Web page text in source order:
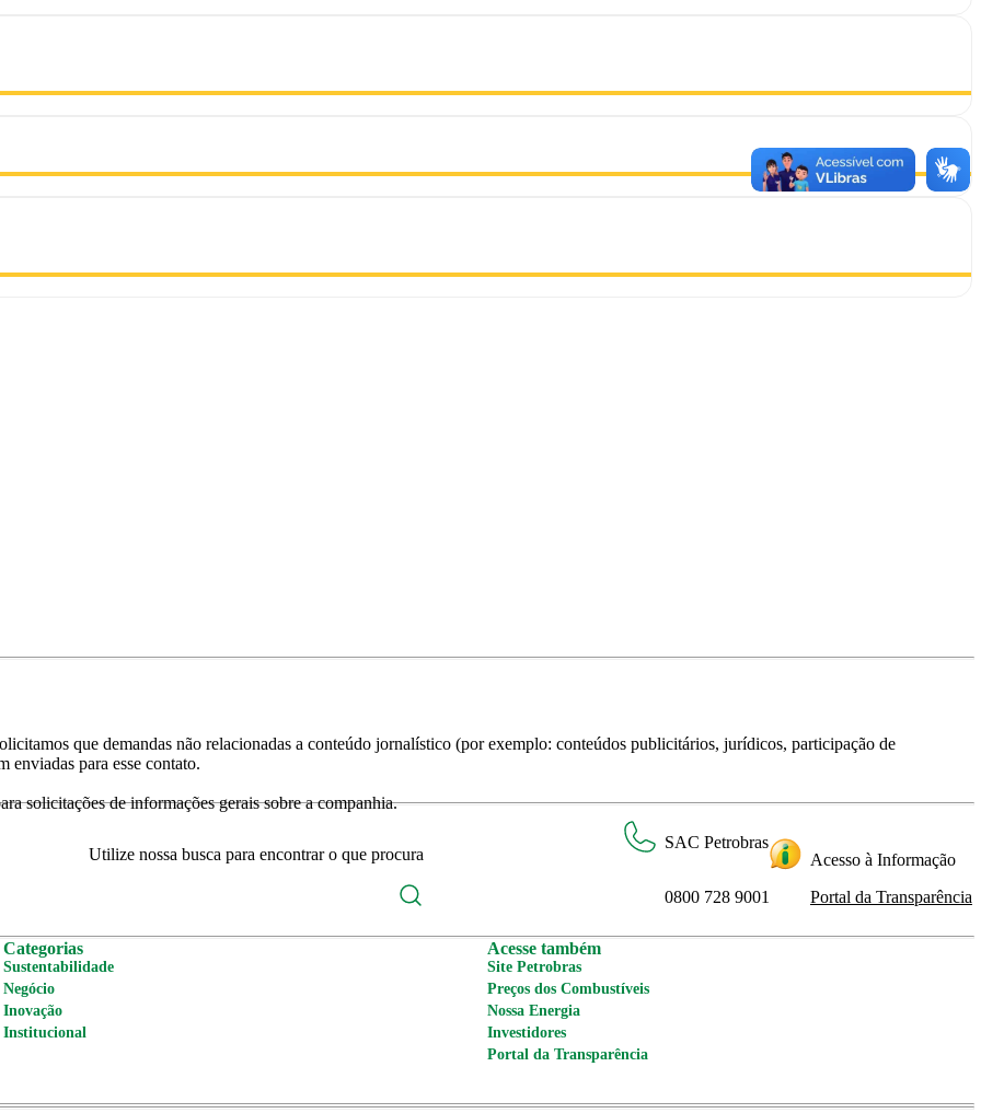
que demandas não relacionadas a conteúdo jornalístico (por exemplo: conteúdos publicitários, jurídicos, participação de
enviadas para esse contato.
solicitações de informações gerais sobre a companhia.
Utilize nossa busca para encontrar o que procura
SAC Petrobras
0800 728 9001
Acesso à Informação
Portal da Transparência
Categorias
Sustentabilidade
Negócio
Inovação
Institucional
Acesse também
Site Petrobras
Preços dos Combustíveis
Nossa Energia
Investidores
Portal da Transparência